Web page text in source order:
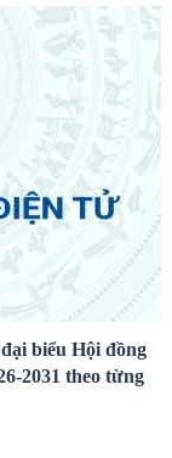
biểu Hội đồng
2031 theo từng